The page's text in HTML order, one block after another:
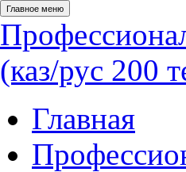
Главное меню
(каз/рус 200
Главная